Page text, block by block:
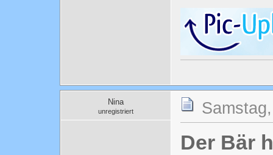
Nina
unregistriert
Der Bär